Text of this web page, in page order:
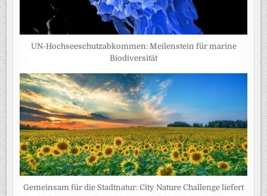
UN-Hochseeschutzabkommen: Meilenstein für marine
Biodiversität
Gemeinsam für die Stadtnatur: City Nature Challenge liefert